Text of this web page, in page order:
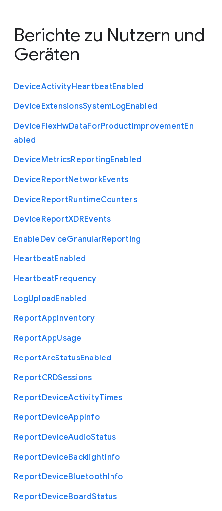
Berichte zu Nutzern und
Geräten
DeviceActivityHeartbeatEnabled
DeviceExtensionsSystemLogEnabled
DeviceFlexHwDataForProductImprovementEn
abled
DeviceMetricsReportingEnabled
DeviceReportNetworkEvents
DeviceReportRuntimeCounters
DeviceReportXDREvents
EnableDeviceGranularReporting
HeartbeatEnabled
HeartbeatFrequency
LogUploadEnabled
ReportAppInventory
ReportAppUsage
ReportArcStatusEnabled
ReportCRDSessions
ReportDeviceActivityTimes
ReportDeviceAppInfo
ReportDeviceAudioStatus
ReportDeviceBacklightInfo
ReportDeviceBluetoothInfo
ReportDeviceBoardStatus